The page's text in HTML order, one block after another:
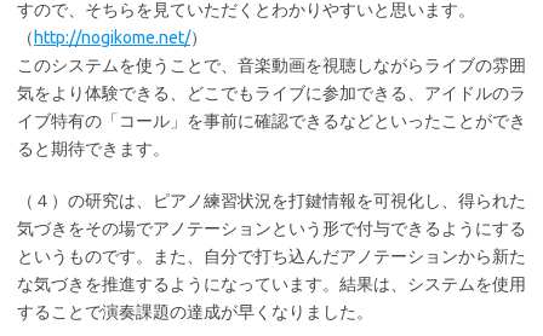
すので、そちらを見ていただくとわかりやすいと思います。
（ http://nogikome.net/）
このシステムを使うことで、音楽動画を視聴しながらライブの雰囲
気をより体験できる、どこでもライブに参加できる、アイドルのラ
イブ特有の「コール」を事前に確認できるなどといったことができ
ると期待できます。
（４）の研究は、ピアノ練習状況を打鍵情報を可視化し、得られた
気づきをその場でアノテーションという形で付与できるようにする
というものです。また、自分で打ち込んだアノテーションから新た
な気づきを推進するようになっています。結果は、システムを使用
することで演奏課題の達成が早くなりました。